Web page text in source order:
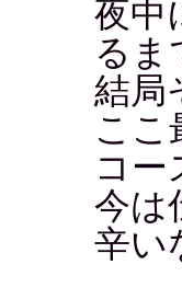
夜中
るま
結局
ここ
コー
今は
辛い